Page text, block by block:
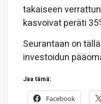
takaiseen
kasvoivat peräti
Seurantaan on
investoidun
Jaa tämä:
Facebook